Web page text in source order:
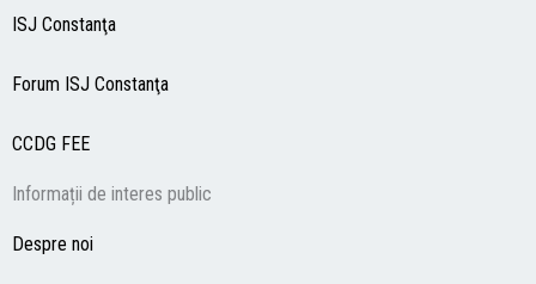
ISJ Constanţa
Forum ISJ Constanţa
CCDG FEE
Informații de interes public
Despre noi